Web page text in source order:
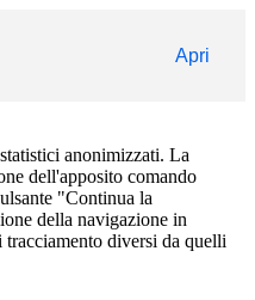
Apri
anonimizzati. La
dell'apposito comando
"Continua la
della navigazione in
diversi da quelli